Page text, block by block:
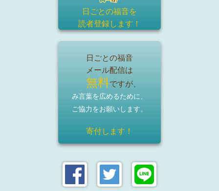
日ごとの福音を
読者登録します！
日ごとの福音
メール配信は
無料ですが、
み言葉を広めるために、
ご協力をお願いします。
寄付します！